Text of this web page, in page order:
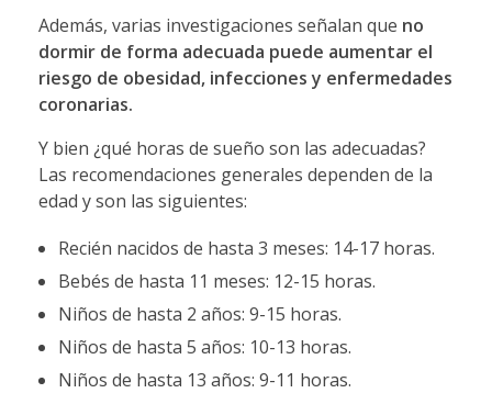
Además, varias investigaciones señalan que no
dormir de forma adecuada puede aumentar el
riesgo de obesidad, infecciones y enfermedades
coronarias.
Y bien ¿qué horas de sueño son las adecuadas?
Las recomendaciones generales dependen de la
edad y son las siguientes:
Recién nacidos de hasta 3 meses: 14-17 horas.
Bebés de hasta 11 meses: 12-15 horas.
Niños de hasta 2 años: 9-15 horas.
Niños de hasta 5 años: 10-13 horas.
Niños de hasta 13 años: 9-11 horas.